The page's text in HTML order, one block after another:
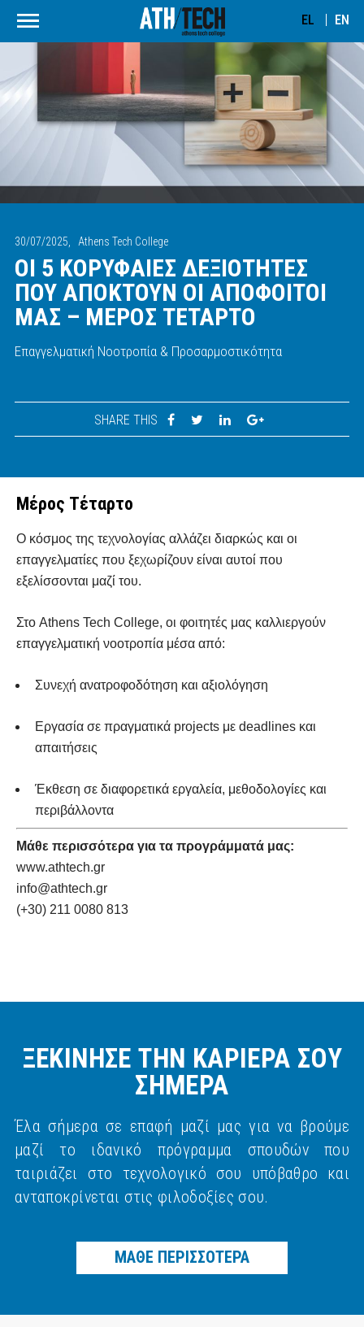
EL EN
30/07/2025, Athens Tech College
ΟΙ 5 ΚΟΡΥΦΑΙΕΣ ΔΕΞΙΟΤΗΤΕΣ
ΠΟΥ ΑΠΟΚΤΟΥΝ ΟΙ ΑΠΟΦΟΙΤΟΙ
ΜΑΣ – ΜΕΡΟΣ ΤΕΤΑΡΤΟ
Επαγγελματική Νοοτροπία & Προσαρμοστικότητα
SHARE THIS
Μέρος Τέταρτο
Ο κόσμος της τεχνολογίας αλλάζει διαρκώς και οι
επαγγελματίες που ξεχωρίζουν είναι αυτοί που
εξελίσσονται μαζί του.
Στο Athens Tech College, οι φοιτητές μας καλλιεργούν
επαγγελματική νοοτροπία μέσα από:
Συνεχή ανατροφοδότηση και αξιολόγηση
Εργασία σε πραγματικά projects με deadlines και
απαιτήσεις
Έκθεση σε διαφορετικά εργαλεία, μεθοδολογίες και
περιβάλλοντα
Μάθε περισσότερα για τα προγράμματά μας:
www.athtech.gr
info@athtech.gr
(+30) 211 0080 813
ΞΕΚΙΝΗΣΕ ΤΗΝ ΚΑΡΙΕΡΑ ΣΟΥ
ΣΗΜΕΡΑ
Έλα σήμερα σε επαφή μαζί μας για να βρούμε
μαζί το ιδανικό πρόγραμμα σπουδών που
ταιριάζει στο τεχνολογικό σου υπόβαθρο και
ανταποκρίνεται στις φιλοδοξίες σου.
ΜΑΘΕ ΠΕΡΙΣΣΟΤΕΡΑ